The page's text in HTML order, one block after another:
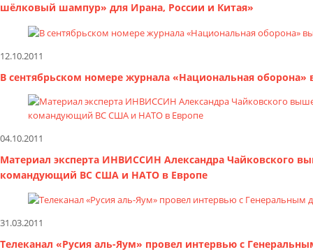
шёлковый шампур» для Ирана, России и Китая»
12.10.2011
В сентябрьском номере журнала «Национальная
04.10.2011
Материал эксперта ИНВИССИН Александра Чайковского
командующий ВС США и НАТО в Европе
31.03.2011
Телеканал «Русия аль-Яум» провел интервью с